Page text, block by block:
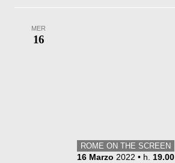
MER
16
ROME ON THE SCREEN
16 Marzo 2022 • h. 19.00